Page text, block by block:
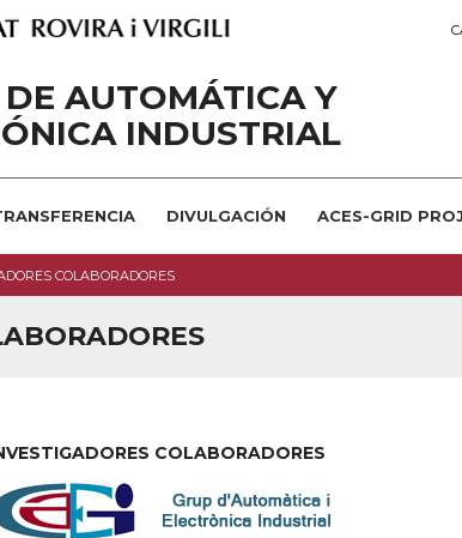
AUTOMÁTICA Y
INDUSTRIAL
DIVULGACIÓN ACES-GRID
COLABORADORES
COLABORADORES